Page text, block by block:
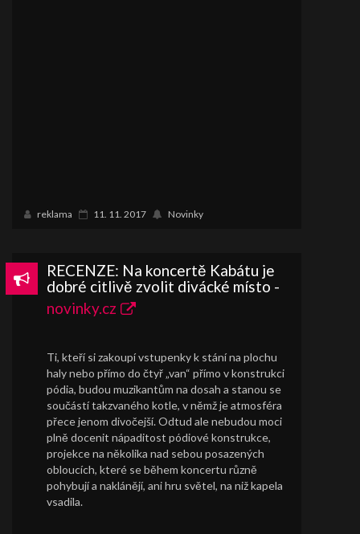
reklama 11. 11. 2017 Novinky
RECENZE: Na koncertě Kabátu je
dobré citlivě zvolit divácké místo -
novinky.cz
Ti, kteří si zakoupí vstupenky k stání na plochu
haly nebo přímo do čtyř „van“ přímo v konstrukci
pódia, budou muzikantům na dosah a stanou se
součástí takzvaného kotle, v němž je atmosféra
přece jenom divočejší. Odtud ale nebudou moci
plně docenit nápaditost pódiové konstrukce,
projekce na několika nad sebou posazených
obloucích, které se během koncertu různě
pohybují a naklánějí, ani hru světel, na niž kapela
vsadila.